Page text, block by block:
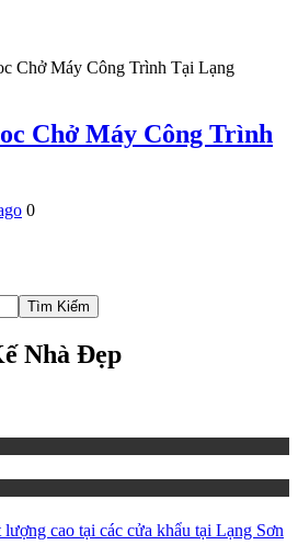
Chở Máy Công Trình
0
Tìm Kiếm
Nhà Đẹp
cao tại các cửa khẩu tại Lạng Sơn